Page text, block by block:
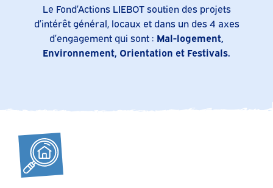
Le Fond’Actions LIEBOT soutien des projets
d’intérêt général, locaux et dans un des 4 axes
d’engagement qui sont : Mal-logement,
Environnement, Orientation et Festivals.